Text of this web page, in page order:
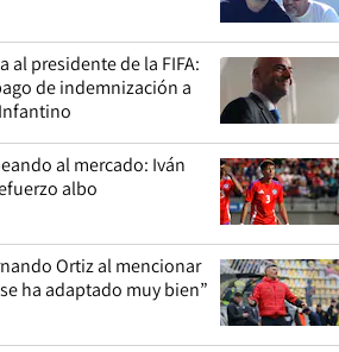
al presidente de la FIFA:
de indemnización a
al mercado: Iván
albo
Ortiz al mencionar
ha adaptado muy bien”